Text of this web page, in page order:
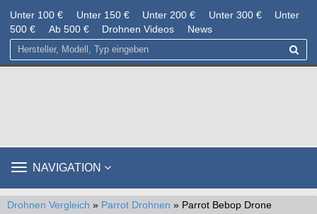
Unter 100 € Unter 150 € Unter 200 € Unter 300 €
Unter
500 €
Ab 500 € Drohnen Videos News
TOGGLE
NAVIGATION
Drohnen Vergleich » Parrot Drohnen » Parrot Bebop Drone